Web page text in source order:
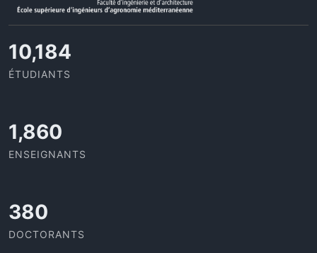
11,727
ÉTUDIANTS
2,142
ENSEIGNANTS
437
DOCTORANTS